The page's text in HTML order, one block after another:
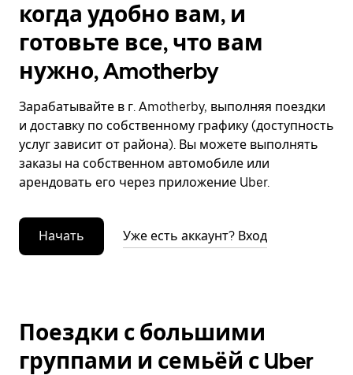
когда удобно вам, и
готовьте все, что вам
нужно, Amotherby
Зарабатывайте в г. Amotherby, выполняя поездки
и доставку по собственному графику (доступность
услуг зависит от района). Вы можете выполнять
заказы на собственном автомобиле или
арендовать его через приложение Uber.
Начать Уже есть аккаунт? Вход
Поездки с большими
группами и семьёй с Uber